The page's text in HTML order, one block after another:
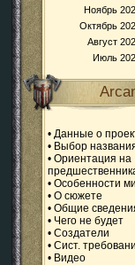
Ноябрь
Октябрь
Август
Июль
• Данные о
• Выбор
• Ориентация на
• Особенности
• О сюжете
• Общие
• Чего не будет
• Создатели
• Сист.
• Видео